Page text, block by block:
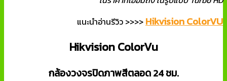
แนะนำอ่านรีวิว >>>>Hikvision ColorVU
Hikvision ColorVu
กล้องวงจรปิดภาพสีตลอด 24 ชม.